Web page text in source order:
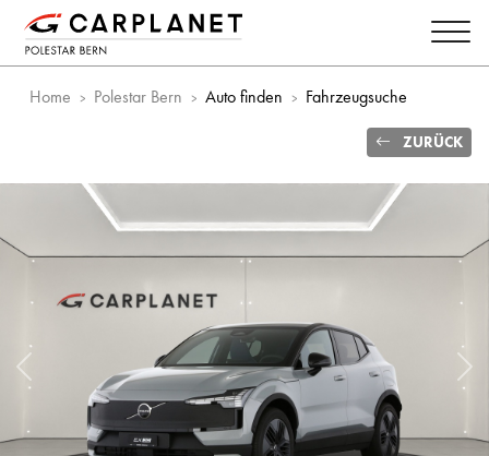
Home Polestar Bern Auto finden Fahrzeugsuche
ZURÜCK
Vorheriges Bild